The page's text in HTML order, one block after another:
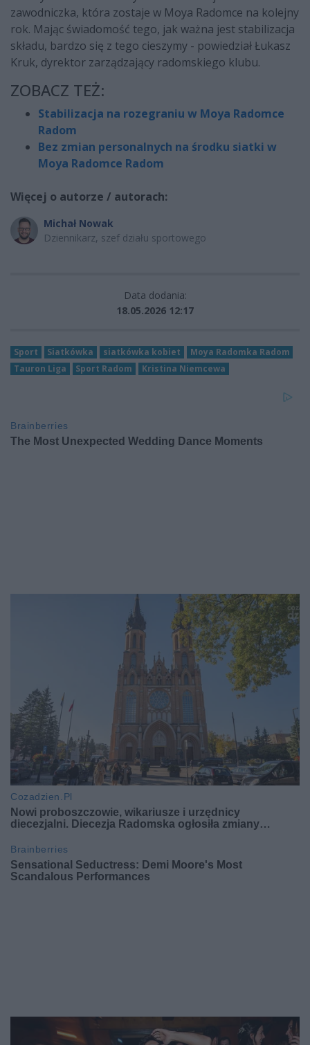
zawodniczka, która zostaje w Moya Radomce na kolejny
rok. Mając świadomość tego, jak ważna jest stabilizacja
składu, bardzo się z tego cieszymy - powiedział Łukasz
Kruk, dyrektor zarządzający radomskiego klubu.
ZOBACZ TEŻ:
Stabilizacja na rozegraniu w Moya Radomce
Radom
Bez zmian personalnych na środku siatki w
Moya Radomce Radom
Więcej o autorze / autorach:
Michał Nowak
Dziennikarz, szef działu sportowego
Data dodania:
18.05.2026 12:17
Sport Siatkówka siatkówka kobiet
Moya Radomka Radom
Tauron Liga
Sport Radom Kristina Niemcewa